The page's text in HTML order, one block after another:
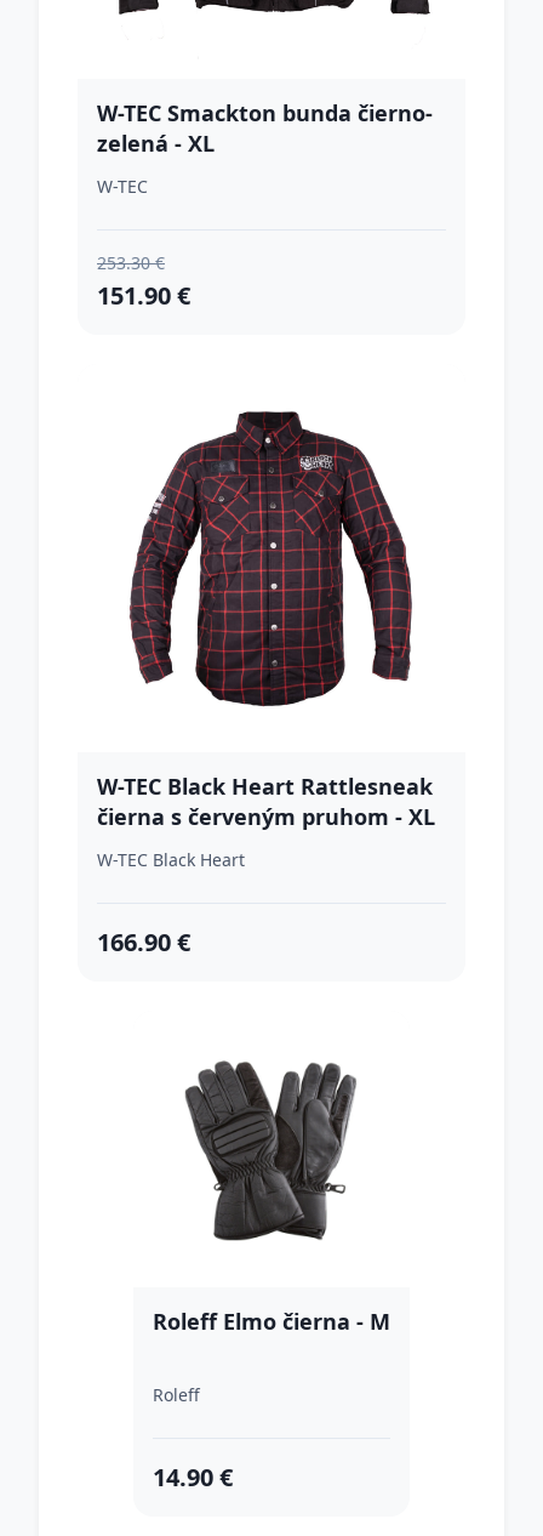
W-TEC Smackton bunda čierno-
zelená - XL
W-TEC
253.30 €
151.90 €
W-TEC Black Heart Rattlesneak
čierna s červeným pruhom - XL
W-TEC Black Heart
166.90 €
Roleff Elmo čierna - M
Roleff
14.90 €